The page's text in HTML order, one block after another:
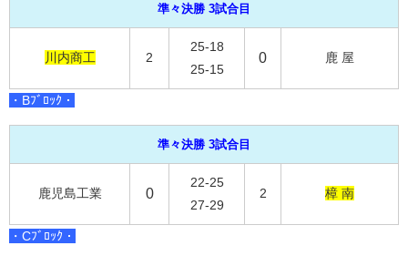
準々決勝 3試合目
川内商工 2
25-18
25-15
0 鹿 屋
・Bﾌﾞﾛｯｸ・
準々決勝 3試合目
鹿児島工業 0
22-25
27-29
2 樟 南
・Cﾌﾞﾛｯｸ・